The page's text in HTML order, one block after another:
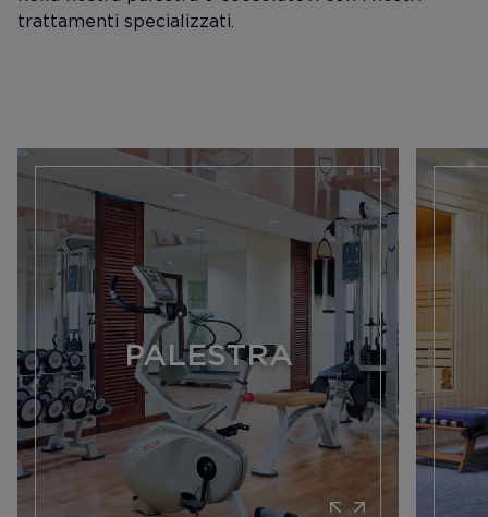
trattamenti specializzati.
PALESTRA